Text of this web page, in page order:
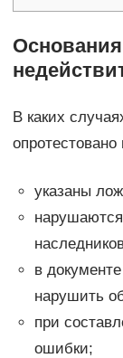
В каких
указаны
в
нарушить
при
ошибки;